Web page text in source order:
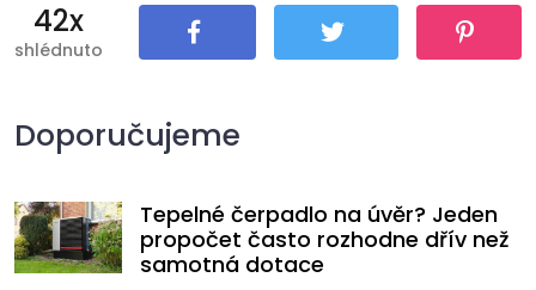
42x
shlédnuto
Doporučujeme
Tepelné čerpadlo na úvěr? Jeden
propočet často rozhodne dřív než
samotná dotace